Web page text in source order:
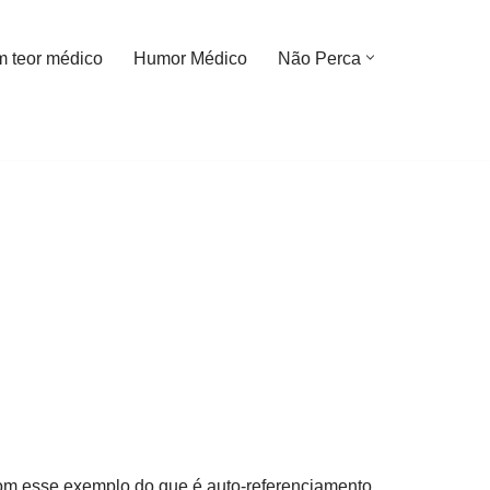
teor médico Humor Médico Não Perca
esse exemplo do que é auto-referenciamento